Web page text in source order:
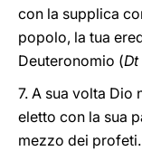
con la supplica
popolo, la tua
Deuteronomio (Dt
7. A sua volta Dio
eletto con la sua
mezzo dei